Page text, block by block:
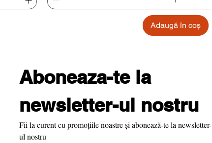
Adaugă în coș
Aboneaza-te la
newsletter-ul nostru
Fii la curent cu promoțiile noastre și abonează-te la newsletter-
ul nostru